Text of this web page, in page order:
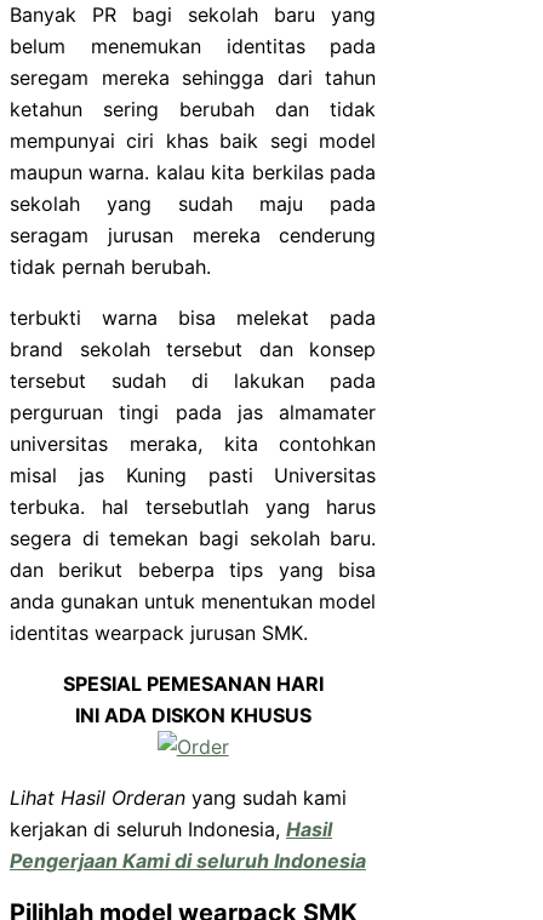
Banyak PR bagi sekolah baru yang
belum menemukan identitas pada
seregam mereka sehingga dari tahun
ketahun sering berubah dan tidak
mempunyai ciri khas baik segi model
maupun warna. kalau kita berkilas pada
sekolah yang sudah maju pada
seragam jurusan mereka cenderung
tidak pernah berubah.
terbukti warna bisa melekat pada
brand sekolah tersebut dan konsep
tersebut sudah di lakukan pada
perguruan tingi pada jas almamater
universitas meraka, kita contohkan
misal jas Kuning pasti Universitas
terbuka. hal tersebutlah yang harus
segera di temekan bagi sekolah baru.
dan berikut beberpa tips yang bisa
anda gunakan untuk menentukan model
identitas wearpack jurusan SMK.
SPESIAL PEMESANAN HARI
INI ADA DISKON KHUSUS
Lihat Hasil Orderan yang sudah kami
kerjakan di seluruh Indonesia, Hasil
Pengerjaan Kami di seluruh Indonesia
Pilihlah model wearpack SMK